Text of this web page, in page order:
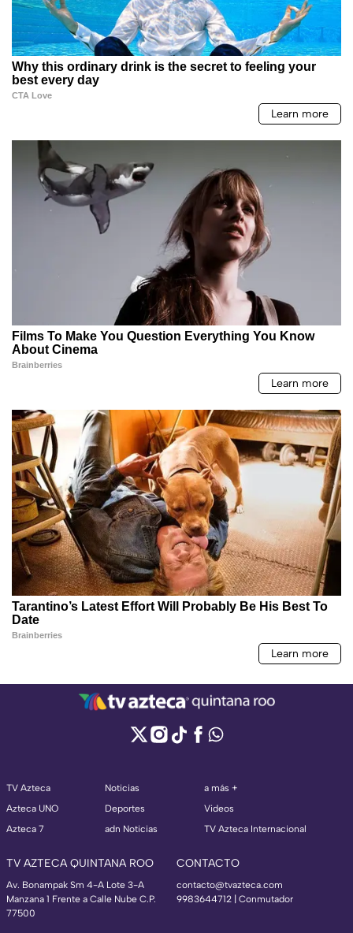
TV Azteca
Azteca UNO
Azteca 7
Noticias
Deportes
adn Noticias
a más +
Videos
TV Azteca Internacional
TV AZTECA QUINTANA ROO
Av. Bonampak Sm 4-A Lote 3-A
Manzana 1 Frente a Calle Nube C.P.
77500
CONTACTO
contacto@tvazteca.com
9983644712 | Conmutador